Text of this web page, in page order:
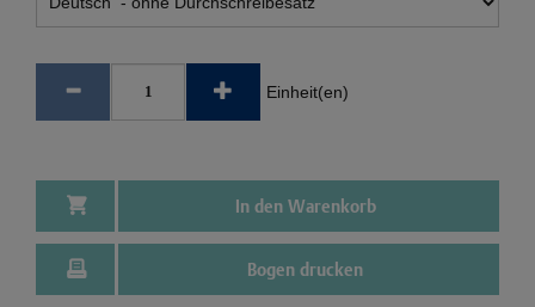
Einheit(en)
In den Warenkorb
Bogen drucken